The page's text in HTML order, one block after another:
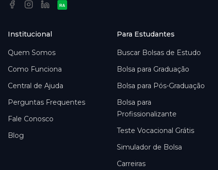
RA
Institucional
Quem Somos
Como Funciona
Central de Ajuda
Perguntas Frequentes
Fale Conosco
Blog
Para Estudantes
Buscar Bolsas de Estudo
Bolsa para Graduação
Bolsa para Pós-Graduação
Bolsa para
Profissionalizante
Teste Vocacional Grátis
Simulador de Bolsa
Carreiras